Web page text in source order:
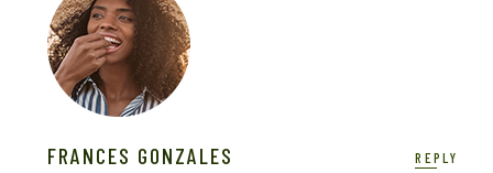
FRANCES GONZALES REPLY